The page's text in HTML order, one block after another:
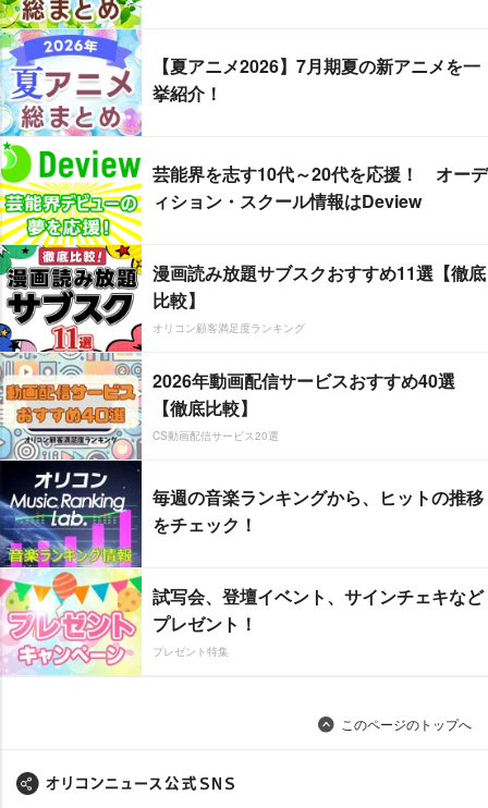
【夏アニメ2026】7月期夏の新アニメを一
挙紹介！
芸能界を志す10代～20代を応援！ オーデ
ィション・スクール情報はDeview
漫画読み放題サブスクおすすめ11選【徹底
比較】
オリコン顧客満足度ランキング
2026年動画配信サービスおすすめ40選
【徹底比較】
CS動画配信サービス20選
毎週の音楽ランキングから、ヒットの推移
をチェック！
試写会、登壇イベント、サインチェキなど
プレゼント！
プレゼント特集
このページのトップへ